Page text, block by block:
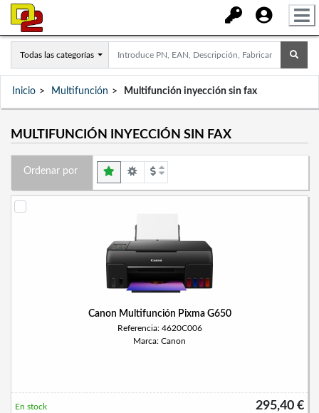
Todas las categorías
Inicio Multifunción Multifunción inyección sin fax
MULTIFUNCIÓN INYECCIÓN SIN FAX
Ordenar por
Canon Multifunción Pixma G650
Referencia: 4620C006
Marca: Canon
295,40 €
En stock